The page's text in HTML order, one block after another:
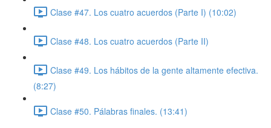
Clase #47. Los cuatro acuerdos (Parte I) (10:02)
Clase #48. Los cuatro acuerdos (Parte II)
Clase #49. Los hábitos de la gente altamente efectiva.
(8:27)
Clase #50. Pálabras finales. (13:41)